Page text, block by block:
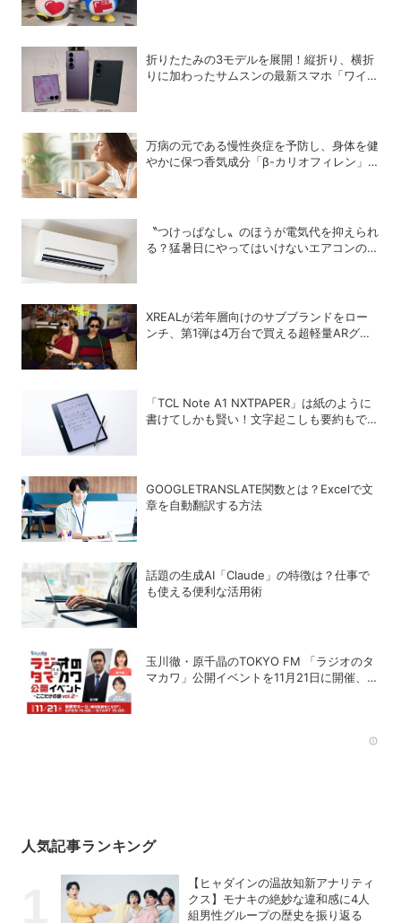
折りたたみの3モデルを展開！縦折り、横折
りに加わったサムスンの最新スマホ「ワイド
万病の元である慢性炎症を予防し、身体を健
やかに保つ香気成分「β-カリオフィレン」
〝つけっぱなし〟のほうが電気代を抑えられ
る？猛暑日にやってはいけないエアコンの使
XREALが若年層向けのサブブランドをロー
ンチ、第1弾は4万台で買える超軽量ARグラ
「TCL Note A1 NXTPAPER」は紙のように
書けてしかも賢い！文字起こしも要約もでき
GOOGLETRANSLATE関数とは？Excelで文
章を自動翻訳する方法
話題の生成AI「Claude」の特徴は？仕事で
も使える便利な活用術
玉川徹・原千晶のTOKYO FM 「ラジオのタ
マカワ」公開イベントを11月21日に開催、ゲ
人気記事ランキング
【ヒャダインの温故知新アナリティ
クス】モナキの絶妙な違和感に4人
組男性グループの歴史を振り返る